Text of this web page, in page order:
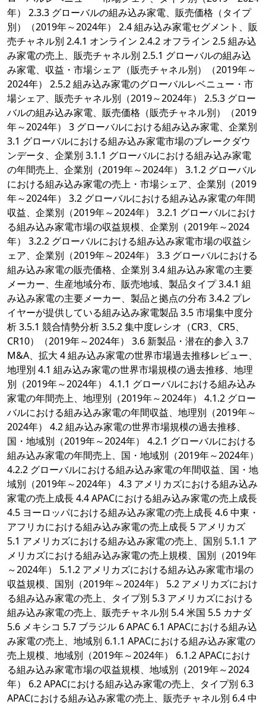
年） 2.3.3 グローバルの組み込み家電、販売価格（タイプ
別）（2019年～2024年） 2.4 組み込み家電セグメント、販
売チャネル別 2.4.1 オンライン 2.4.2 オフライン 2.5 組み込
み家電の売上、販売チャネル別 2.5.1 グローバルの組み込
み家電、収益・市場シェア（販売チャネル別）（2019年～
2024年） 2.5.2 組み込み家電のグローバルレベニュー・市
場シェア、販売チャネル別（2019～2024年） 2.5.3 グロー
バルの組み込み家電、販売価格（販売チャネル別）（2019
年～2024年） 3 グローバルにおける組み込み家電、企業別
3.1 グローバルにおける組み込み家電市場のブレークダウ
ンデータ、企業別 3.1.1 グローバルにおける組み込み家電
の年間売上、企業別（2019年～2024年） 3.1.2 グローバル
における組み込み家電の売上・市場シェア、企業別（2019
年～2024年） 3.2 グローバルにおける組み込み家電の年間
収益、企業別（2019年～2024年） 3.2.1 グローバルにおけ
る組み込み家電市場の収益規模、企業別（2019年～2024
年） 3.2.2 グローバルにおける組み込み家電市場の収益シ
ェア、企業別（2019年～2024年） 3.3 グローバルにおける
組み込み家電の販売価格、企業別 3.4 組み込み家電の主要
メーカー、生産地域分布、販売地域、製品タイプ 3.4.1 組
み込み家電の主要メーカー、製品と拠点の分布 3.4.2 プレ
イヤーが提供している組み込み家電製品 3.5 市場集中度分
析 3.5.1 競合情勢分析 3.5.2 集中度レシオ（CR3、CR5、
CR10）（2019年～2024年） 3.6 新製品・潜在的参入 3.7
M&A、拡大 4 組み込み家電の世界市場過去推移レビュー、
地理別 4.1 組み込み家電の世界市場規模の過去推移、地理
別（2019年～2024年） 4.1.1 グローバルにおける組み込み
家電の年間売上、地理別（2019年～2024年） 4.1.2 グロー
バルにおける組み込み家電の年間収益、地理別（2019年～
2024年） 4.2 組み込み家電の世界市場規模の過去推移、
国・地域別（2019年～2024年） 4.2.1 グローバルにおける
組み込み家電の年間売上、国・地域別（2019年～2024年）
4.2.2 グローバルにおける組み込み家電の年間収益、国・地
域別（2019年～2024年） 4.3 アメリカズにおける組み込み
家電の売上成長 4.4 APACにおける組み込み家電の売上成長
4.5 ヨーロッパにおける組み込み家電の売上成長 4.6 中東・
アフリカにおける組み込み家電の売上成長 5 アメリカズ
5.1 アメリカズにおける組み込み家電の売上、国別 5.1.1 ア
メリカズにおける組み込み家電の売上規模、国別（2019年
～2024年） 5.1.2 アメリカズにおける組み込み家電市場の
収益規模、国別（2019年～2024年） 5.2 アメリカズにおけ
る組み込み家電の売上、タイプ別 5.3 アメリカズにおける
組み込み家電の売上、販売チャネル別 5.4 米国 5.5 カナダ
5.6 メキシコ 5.7 ブラジル 6 APAC 6.1 APACにおける組み込
み家電の売上、地域別 6.1.1 APACにおける組み込み家電の
売上規模、地域別（2019年～2024年） 6.1.2 APACにおけ
る組み込み家電市場の収益規模、地域別（2019年～2024
年） 6.2 APACにおける組み込み家電の売上、タイプ別 6.3
APACにおける組み込み家電の売上、販売チャネル別 6.4 中